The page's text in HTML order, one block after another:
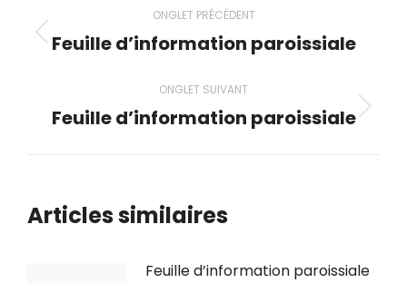
de
commentaire
ONGLET PRÉCÉDENT
Onglet
Feuille d’information paroissiale
ONGLET SUIVANT
Onglet
Feuille d’information paroissiale
Articles similaires
Feuille d’information paroissiale